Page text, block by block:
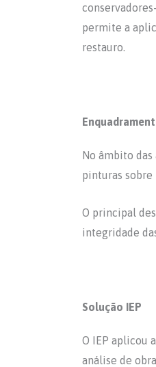
permite a
restauro.
No âmbito
pinturas sobre
O principal
integridade
Solução IEP
O IEP aplicou
análise de